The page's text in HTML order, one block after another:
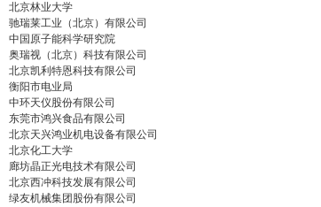
北京林业大学
驰瑞莱工业（北京）有限公司
中国原子能科学研究院
奥瑞视（北京）科技有限公司
北京凯利特恩科技有限公司
衡阳市电业局
中环天仪股份有限公司
东莞市鸿兴食品有限公司
北京天兴鸿业机电设备有限公司
北京化工大学
廊坊晶正光电技术有限公司
北京西冲科技发展有限公司
绿友机械集团股份有限公司